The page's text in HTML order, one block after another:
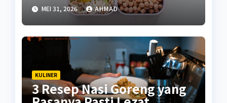
MEI 31, 2026 AHMAD
KULINER
3 Resep Nasi Goreng yang